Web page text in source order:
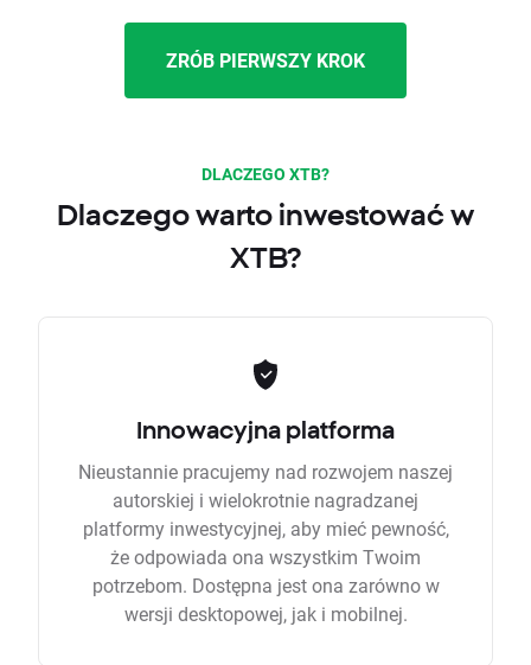
ZRÓB PIERWSZY KROK
DLACZEGO XTB?
Dlaczego warto inwestować w
XTB?
Innowacyjna platforma
Nieustannie pracujemy nad rozwojem naszej
autorskiej i wielokrotnie nagradzanej
platformy inwestycyjnej, aby mieć pewność,
że odpowiada ona wszystkim Twoim
potrzebom. Dostępna jest ona zarówno w
wersji desktopowej, jak i mobilnej.